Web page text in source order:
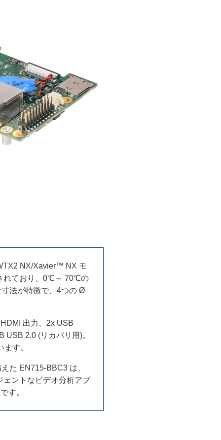
TX2 NX/Xavier™ NX モ
れており、0℃～ 70℃の
法が特徴で、4つの Ø
出力、2x USB
2.0 (リカバリ用)。
す。
た EN715-BBC3 は、
ェントなビデオ分析アプ
す。